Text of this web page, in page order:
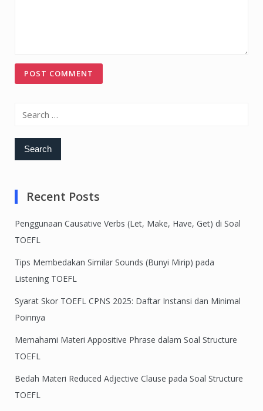
Search
Recent Posts
Penggunaan Causative Verbs (Let, Make, Have, Get) di Soal
TOEFL
Tips Membedakan Similar Sounds (Bunyi Mirip) pada
Listening TOEFL
Syarat Skor TOEFL CPNS 2025: Daftar Instansi dan Minimal
Poinnya
Memahami Materi Appositive Phrase dalam Soal Structure
TOEFL
Bedah Materi Reduced Adjective Clause pada Soal Structure
TOEFL